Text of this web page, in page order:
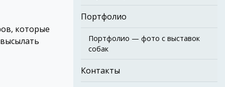
которые
Портфолио
Портфолио — фото с выставок
собак
Контакты